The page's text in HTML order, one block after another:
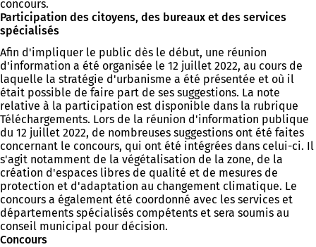
concours.
Participation des citoyens, des bureaux et des services
spécialisés
Afin d'impliquer le public dès le début, une réunion
d'information a été organisée le 12 juillet 2022, au cours de
laquelle la stratégie d'urbanisme a été présentée et où il
était possible de faire part de ses suggestions. La note
relative à la participation est disponible dans la rubrique
Téléchargements. Lors de la réunion d'information publique
du 12 juillet 2022, de nombreuses suggestions ont été faites
concernant le concours, qui ont été intégrées dans celui-ci. Il
s'agit notamment de la végétalisation de la zone, de la
création d'espaces libres de qualité et de mesures de
protection et d'adaptation au changement climatique. Le
concours a également été coordonné avec les services et
départements spécialisés compétents et sera soumis au
conseil municipal pour décision.
Concours